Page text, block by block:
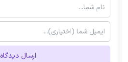
ارسال دیدگاه